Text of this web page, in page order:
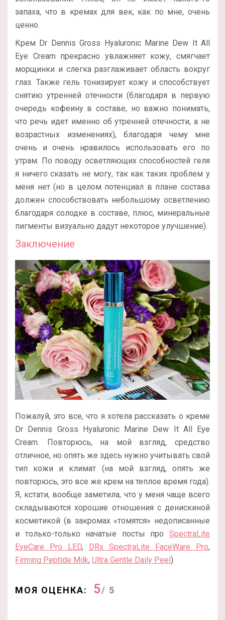
запаха, что в кремах для век, как по мне, очень
ценно.
Крем Dr Dennis Gross Hyaluronic Marine Dew It All
Eye Cream прекрасно увлажняет кожу, смягчает
морщинки и слегка разглаживает область вокруг
глаз. Также гель тонизирует кожу и способствует
снятию утренней отечности (благодаря в первую
очередь кофеину в составе, но важно понимать,
что речь идет именно об утренней отечности, а не
возрастных изменениях), благодаря чему мне
очень и очень нравилось использовать его по
утрам. По поводу осветляющих способностей геля
я ничего сказать не могу, так как таких проблем у
меня нет (но в целом потенциал в плане состава
должен способствовать небольшому осветлению
благодаря солодке в составе, плюс, минеральные
пигменты визуально дадут некоторое улучшение).
Заключение
Пожалуй, это все, что я хотела рассказать о креме
Dr Dennis Gross Hyaluronic Marine Dew It All Eye
Cream. Повторюсь, на мой взгляд, средство
отличное, но опять же здесь нужно учитывать свой
тип кожи и климат (на мой взгляд, опять же
повторюсь, это все же крем на теплое время года).
Я, кстати, вообще заметила, что у меня чаще всего
складываются хорошие отношения с денискиной
косметикой (в закромах «томятся» недописанные
и только-только начатые посты про SpectraLite
EyeCare Pro LED, DRx SpectraLite FaceWare Pro,
Firming Peptide Milk, Ultra Gentle Daily Peel).
МОЯ ОЦЕНКА: 5/ 5